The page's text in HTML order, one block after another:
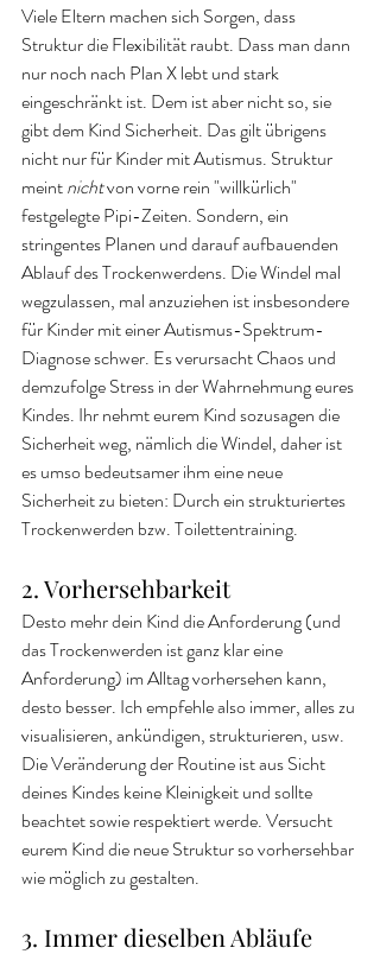
Viele Eltern machen sich Sorgen, dass
Struktur die Flexibilität raubt. Dass man dann
nur noch nach Plan X lebt und stark
eingeschränkt ist. Dem ist aber nicht so, sie
gibt dem Kind Sicherheit. Das gilt übrigens
nicht nur für Kinder mit Autismus. Struktur
meint nicht von vorne rein "willkürlich"
festgelegte Pipi-Zeiten. Sondern, ein
stringentes Planen und darauf aufbauenden
Ablauf des Trockenwerdens. Die Windel mal
wegzulassen, mal anzuziehen ist insbesondere
für Kinder mit einer Autismus-Spektrum-
Diagnose schwer. Es verursacht Chaos und
demzufolge Stress in der Wahrnehmung eures
Kindes. Ihr nehmt eurem Kind sozusagen die
Sicherheit weg, nämlich die Windel, daher ist
es umso bedeutsamer ihm eine neue
Sicherheit zu bieten: Durch ein strukturiertes
Trockenwerden bzw. Toilettentraining.
2. Vorhersehbarkeit
Desto mehr dein Kind die Anforderung (und
das Trockenwerden ist ganz klar eine
Anforderung) im Alltag vorhersehen kann,
desto besser. Ich empfehle also immer, alles zu
visualisieren, ankündigen, strukturieren, usw.
Die Veränderung der Routine ist aus Sicht
deines Kindes keine Kleinigkeit und sollte
beachtet sowie respektiert werde. Versucht
eurem Kind die neue Struktur so vorhersehbar
wie möglich zu gestalten.
3. Immer dieselben Abläufe